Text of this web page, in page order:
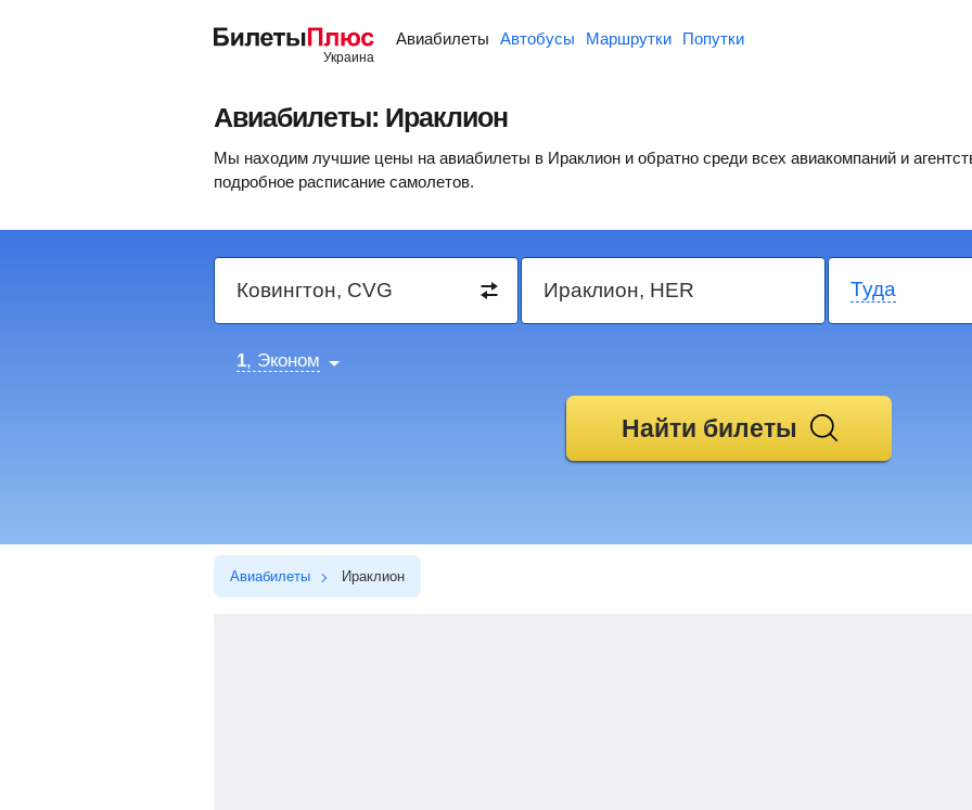
Авиабилеты Автобусы Маршрутки Попутки
Авиабилеты: Ираклион
Мы находим лучшие цены на авиабилеты в Ираклион и обратно среди всех авиакомпаний и
подробное расписание самолетов.
Туда
1, Эконом
Найти билеты
Авиабилеты Ираклион